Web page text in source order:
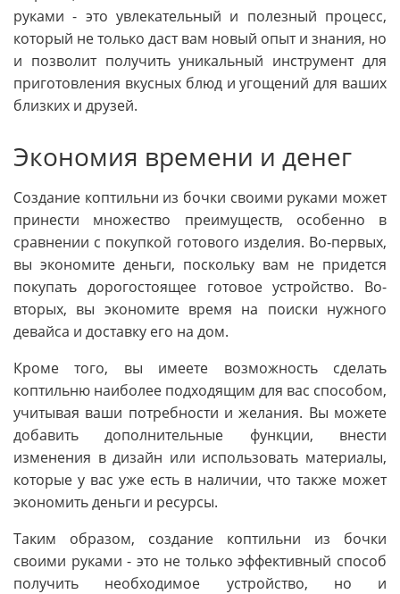
руками - это увлекательный и полезный процесс,
который не только даст вам новый опыт и знания, но
и позволит получить уникальный инструмент для
приготовления вкусных блюд и угощений для ваших
близких и друзей.
Экономия времени и денег
Создание коптильни из бочки своими руками может
принести множество преимуществ, особенно в
сравнении с покупкой готового изделия. Во-первых,
вы экономите деньги, поскольку вам не придется
покупать дорогостоящее готовое устройство. Во-
вторых, вы экономите время на поиски нужного
девайса и доставку его на дом.
Кроме того, вы имеете возможность сделать
коптильню наиболее подходящим для вас способом,
учитывая ваши потребности и желания. Вы можете
добавить дополнительные функции, внести
изменения в дизайн или использовать материалы,
которые у вас уже есть в наличии, что также может
экономить деньги и ресурсы.
Таким образом, создание коптильни из бочки
своими руками - это не только эффективный способ
получить необходимое устройство, но и